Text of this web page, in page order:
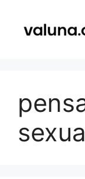
contenido